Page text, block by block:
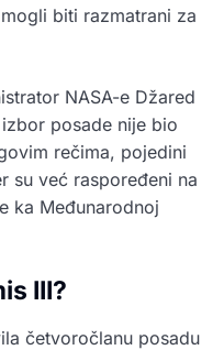
biti razmatrani za
NASA-e Džared
posade nije bio
rečima, pojedini
su već raspoređeni na
ka Međunarodnoj
III?
četvoročlanu posadu